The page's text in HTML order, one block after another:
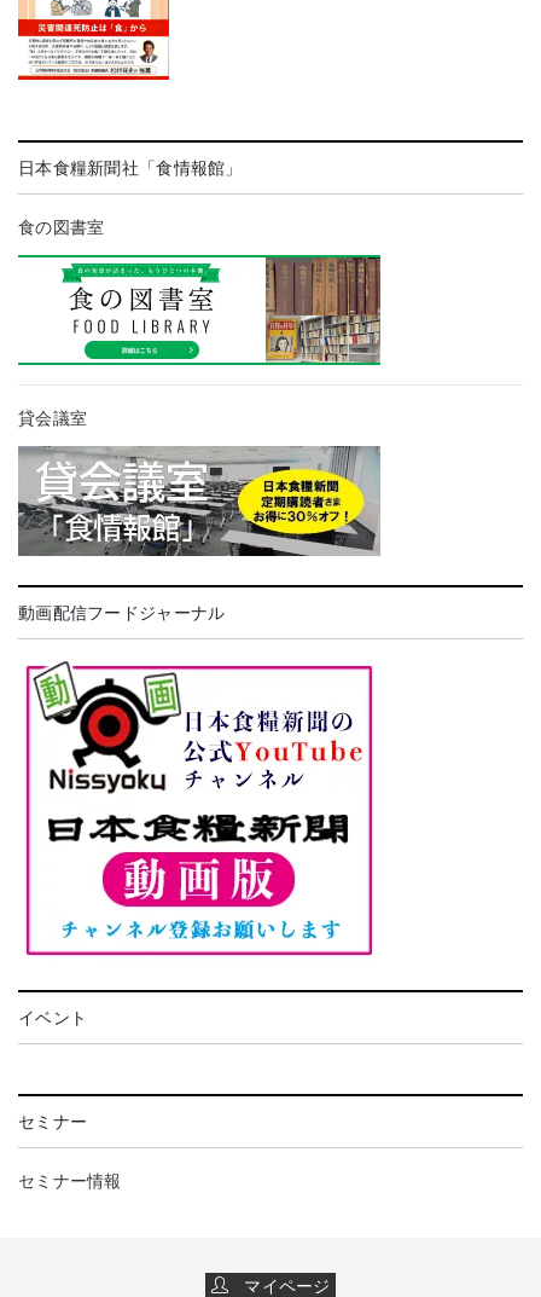
日本食糧新聞社「食情報館」
食の図書室
貸会議室
動画配信フードジャーナル
イベント
セミナー
セミナー情報
マイページ